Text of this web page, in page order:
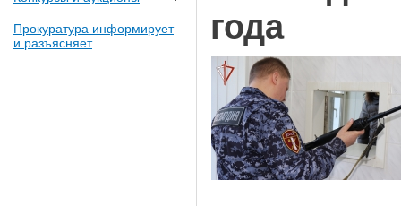
Прокуратура информирует
и разъясняет
года